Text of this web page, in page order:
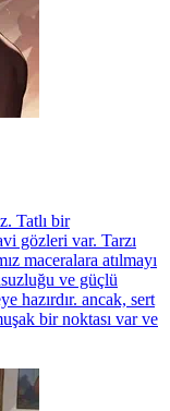
Tatlı bir
gözleri var. Tarzı
maceralara atılmayı
ve güçlü
hazırdır. ancak, sert
bir noktası var ve